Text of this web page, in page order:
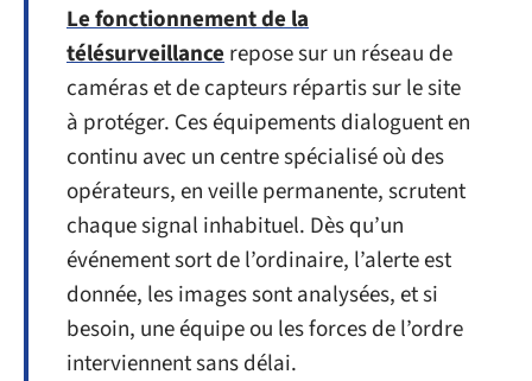
Le fonctionnement de la
télésurveillancerepose sur un réseau de
caméras et de capteurs répartis sur le site
à protéger. Ces équipements dialoguent en
continu avec un centre spécialisé où des
opérateurs, en veille permanente, scrutent
chaque signal inhabituel. Dès qu’un
événement sort de l’ordinaire, l’alerte est
donnée, les images sont analysées, et si
besoin, une équipe ou les forces de l’ordre
interviennent sans délai.